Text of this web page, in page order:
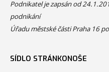
Podnikatel je zapsán od
podnikání
Úřadu městské části Praha 16
SÍDLO STRÁNKONOŠE